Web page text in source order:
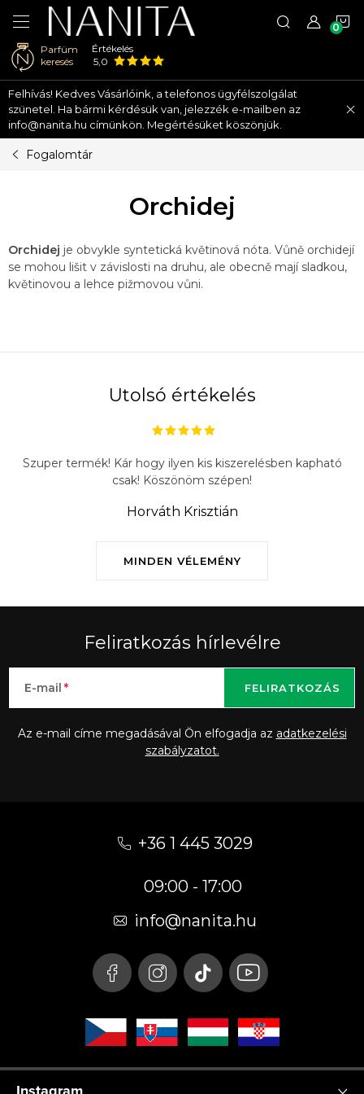
Ugrás
fő
tartalomhoz
Parfüm
keresés
Értékelés
5,0
Felhívás! Kedves Vásárlóink, a telefonos ügyfélszolgálat
szünetel. Ha bármi kérdésük van, jelezzék e-mailben az
info@nanita.hu címünkön. Megértésüket köszönjük.
Fogalomtár
Orchidej
Orchidej je obvykle syntetická květinová nóta. Vůně orchidejí
se mohou lišit v závislosti na druhu, ale obecně mají sladkou,
květinovou a lehce pižmovou vůni.
Utolsó értékelés
MINDEN VÉLEMÉNY
Szuper termék! Kár hogy ilyen kis kiszerelésben kapható
csak! Köszönöm szépen!
Horváth Krisztián
Feliratkozás hírlevélre
E-mail
Az e-mail címe megadásával Ön elfogadja az adatkezelési
szabályzatot.
FELIRATKOZÁS
+36 1 445 3029
09:00 - 17:00
info@nanita.hu